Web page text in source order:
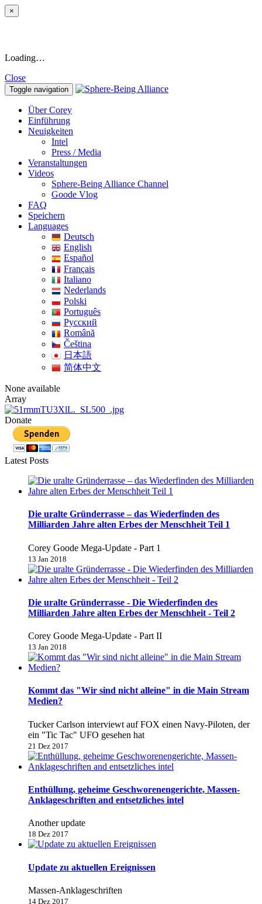
×
Loading…
Close
Toggle navigation
Über Corey
Einführung
Neuigkeiten
Intel
Press / Media
Veranstaltungen
Videos
Sphere-Being Alliance Channel
Goode Vlog
FAQ
Speichern
Languages
Deutsch
English
Español
Français
Italiano
Nederlands
Polski
Português
Pусский
Română
Čeština
日本語
简体中文
None available
Array
Donate
Latest Posts
Die uralte Gründerrasse – das Wiederfinden des
Milliarden Jahre alten Erbes der Menschheit Teil 1
Corey Goode Mega-Update - Part 1
13 Jan 2018
Die uralte Gründerrasse - Die Wiederfinden des
Milliarden Jahre alten Erbes der Menschheit - Teil 2
Corey Goode Mega-Update - Part II
13 Jan 2018
Kommt das "Wir sind nicht alleine" in die Main Stream
Medien?
Tucker Carlson interviewt auf FOX einen Navy-Piloten, der
ein "Tic Tac" UFO gesehen hat
21 Dez 2017
Enthüllung, geheime Geschworenengerichte, Massen-
Anklageschriften and entsetzliches intel
Another update
18 Dez 2017
Update zu aktuellen Ereignissen
Massen-Anklageschriften
14 Dez 2017